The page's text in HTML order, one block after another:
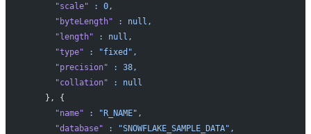
      "scale"
:
0,
      "byteLength"
:
null,
      "length"
:
null,
      "type"
:
"fixed",
      "precision"
:
38,
      "collation"
:
null
    }, {
      "name"
:
"R_NAME",
      "database"
:
"SNOWFLAKE_SAMPLE_DATA",